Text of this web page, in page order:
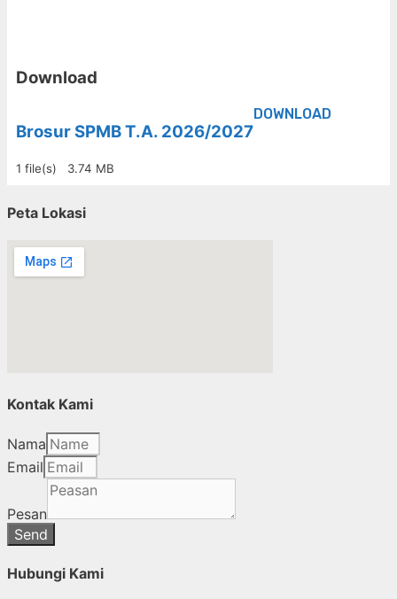
Download
Brosur SPMB T.A. 2026/2027
1 file(s) 3.74 MB
DOWNLOAD
Peta Lokasi
Kontak Kami
Nama
Email
Pesan
Send
Hubungi Kami